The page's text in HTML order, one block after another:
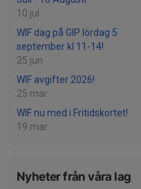
10 jul
WIF dag på GIP lördag 5
september kl 11-14!
25 jun
WIF avgifter 2026!
25 mar
WIF nu med i Fritidskortet!
19 mar
Nyheter från våra lag